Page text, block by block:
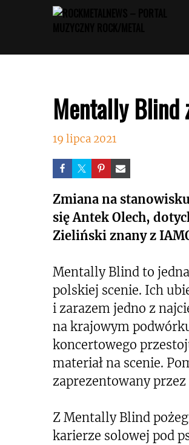
Mentally Blind
19 lipca 2021
Zmiana na
się Antek Olech,
Zieliński znany z
Mentally Blind to
polskiej scenie. Ich
i zarazem jedno z
na krajowym
koncertowego
materiał na scenie.
zaprezentowany przez
Z Mentally Blind
karierze solowej pod